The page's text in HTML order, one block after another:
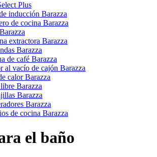
Plus
inducción Barazza
de cocina Barazza
extractora Barazza
Barazza
de café Barazza
al vacío de cajón Barazza
calor Barazza
Barazza
Barazza
Barazza
de cocina Barazza
el baño